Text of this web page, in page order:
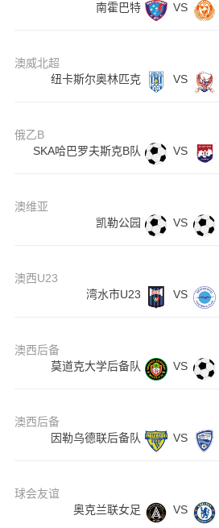
南霍巴特
VS
澳威北超
纽卡斯尔奥林匹克
VS
俄乙B
SKA哈巴罗夫斯克B队
VS
澳维亚
凯勒公园
VS
澳西U23
湾水市U23
VS
澳西后备
莫道克大学后备队
VS
澳西后备
因勒乌德联后备队
VS
球会友谊
奥克兰联女足
VS